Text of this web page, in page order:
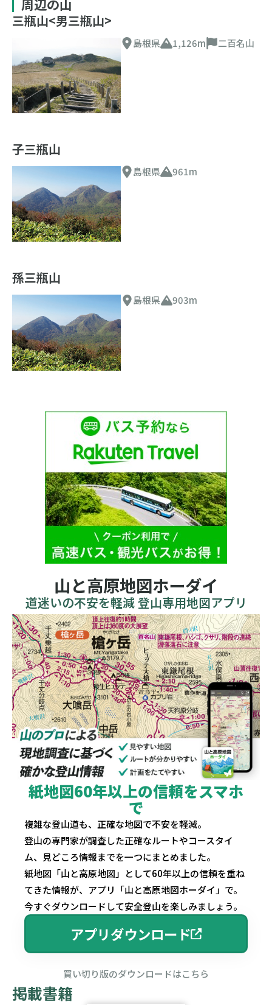
周辺の山
三瓶山<男三瓶山>
島根県 1,126m 二百名山
子三瓶山
島根県 961m
孫三瓶山
島根県 903m
山と高原地図ホーダイ
道迷いの不安を軽減 登山専用地図アプリ
紙地図60年以上の信頼をスマホ
で
複雑な登山道も、正確な地図で不安を軽減。
登山の専門家が調査した正確なルートやコースタイ
ム、見どころ情報までを一つにまとめました。
紙地図「山と高原地図」として60年以上の信頼を重ね
てきた情報が、アプリ「山と高原地図ホーダイ」で。
今すぐダウンロードして安全登山を楽しみましょう。
アプリダウンロード
買い切り版のダウンロードはこちら
掲載書籍